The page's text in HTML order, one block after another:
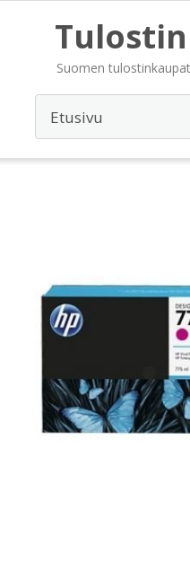
Suomen